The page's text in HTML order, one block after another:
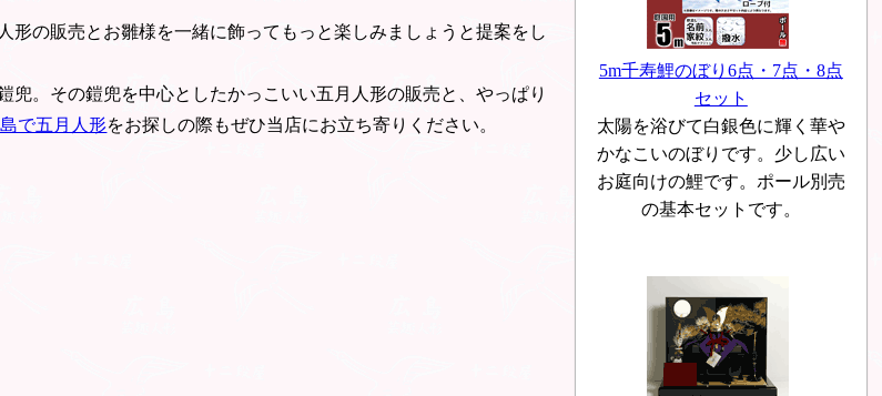
形の販売とお雛様を一緒に飾ってもっと楽しみましょうと提案をし
兜。その鎧兜を中心としたかっこいい五月人形の販売と、やっぱり
で五月人形をお探しの際もぜひ当店にお立ち寄りください。
5m千寿鯉のぼり6点・7点・8点
セット
太陽を浴びて白銀色に輝く華や
かなこいのぼりです。少し広い
お庭向けの鯉です。ポール別売
の基本セットです。